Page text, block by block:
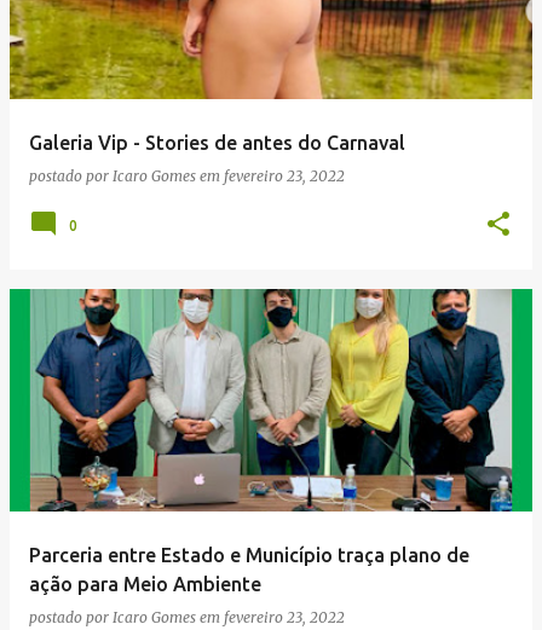
Galeria Vip - Stories de antes do Carnaval
postado por Icaro Gomes em fevereiro 23, 2022
0
Parceria entre Estado e Município traça plano de
ação para Meio Ambiente
postado por Icaro Gomes em fevereiro 23, 2022